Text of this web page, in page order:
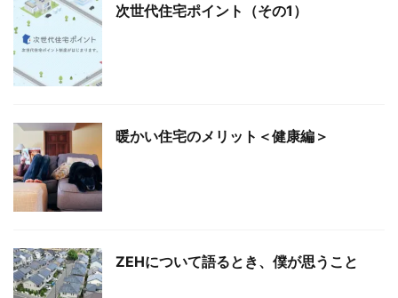
次世代住宅ポイント（その1）
暖かい住宅のメリット＜健康編＞
ZEHについて語るとき、僕が思うこと